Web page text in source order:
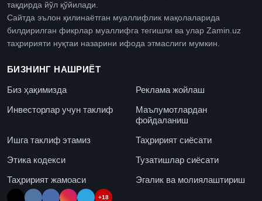
тақдирда йўл қўйилади.
Сайтда эълон қилинаётган муаллифлик мақолаларида
билдирилган фикрлар муаллифга тегишли ва улар Zamin.uz
таҳририяти нуқтаи назарини ифода этмаслиги мумкин.
БИЗНИНГ НАШРИЁТ
Биз ҳақимизда
Реклама жойлаш
Инвесторлар учун таклиф
Маълумотлардан
фойдаланиш
Ишга таклиф этамиз
Таҳририят сиёсати
Этика кодекси
Тузатишлар сиёсати
Таҳририят жамоаси
Эгалик ва молиялаштириш
+18